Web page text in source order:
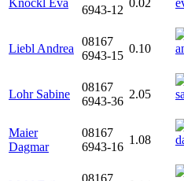
Knöckl Eva
6943-12
0.02
Liebl Andrea
08167
6943-15
0.10
Lohr Sabine
08167
6943-36
2.05
Maier
Dagmar
08167
6943-16
1.08